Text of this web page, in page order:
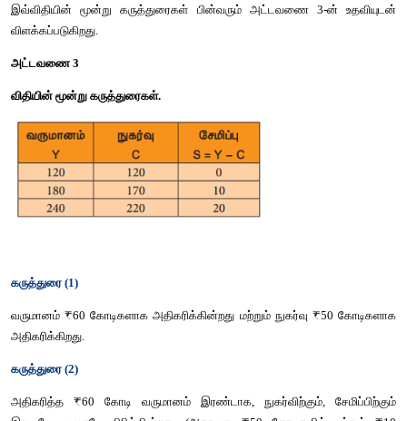
கீன்ஸ் நுகர்வு பற்றிய உளவியல் (மனஇயல்) விதி ஒன்றை
அடிப்படையாக மனிதன் தன் முன் அறிவு அனுபவம் மற்றும்
அகியவற்றின் அடிப்படையில் பெரும் நம்பிக்கையுடன்
நுகர்வை அதிகமாக்குவார்கள்; ஆனால் வருவாய் கூடிய
அதிகரிக்காது". இந்த விதி மனிதன் வருமானம் உயர்ந்த முழு
செய்யமாட்டார்கள் என எடுத்துரைக்கிறது.